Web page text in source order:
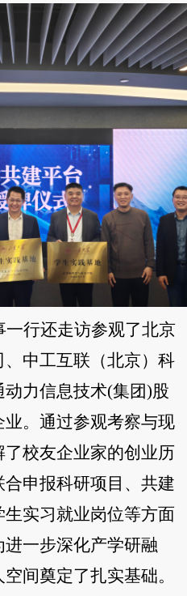
一行还走访参观了北京
中工互联（北京）科
力信息技术(集团)股
。通过参观考察与现
校友企业家的创业历
申报科研项目、共建
实习就业岗位等方面
一步深化产学研融
间奠定了扎实基础。